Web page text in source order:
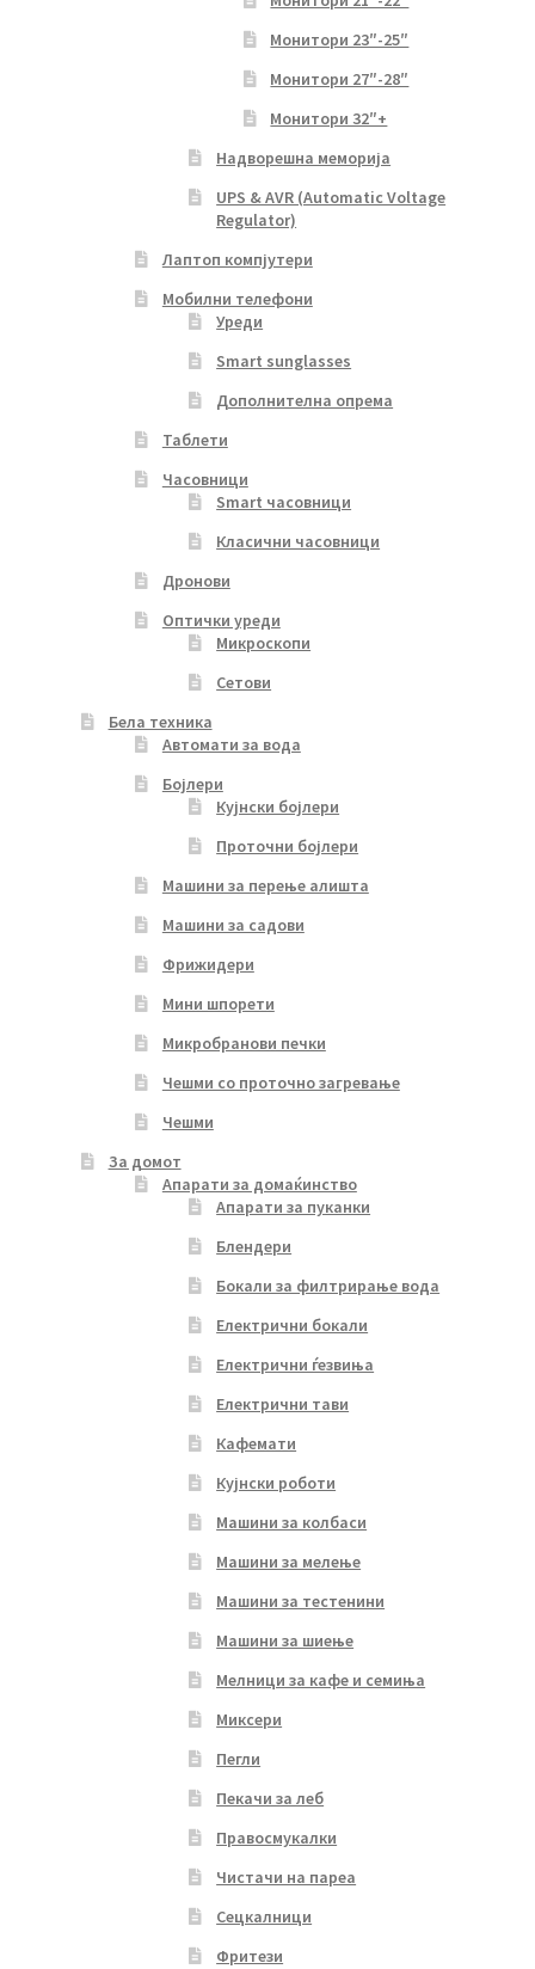
Монитори 23″-25″
Монитори 27″-28″
Монитори 32″+
Надворешна меморија
UPS & AVR (Automatic Voltage
Regulator)
Лаптоп компјутери
Мобилни телефони
Уреди
Smart sunglasses
Дополнителна опрема
Таблети
Часовници
Smart часовници
Класични часовници
Дронови
Оптички уреди
Микроскопи
Сетови
Бела техника
Автомати за вода
Бојлери
Кујнски бојлери
Проточни бојлери
Машини за перење алишта
Машини за садови
Фрижидери
Мини шпорети
Микробранови печки
Чешми со проточно загревање
Чешми
За домот
Апарати за домаќинство
Апарати за пуканки
Блендери
Бокали за филтрирање вода
Електрични бокали
Електрични ѓезвиња
Електрични тави
Кафемати
Кујнски роботи
Машини за колбаси
Машини за мелење
Машини за тестенини
Машини за шиење
Мелници за кафе и семиња
Миксери
Пегли
Пекачи за леб
Правосмукалки
Чистачи на пареа
Сецкалници
Фритези